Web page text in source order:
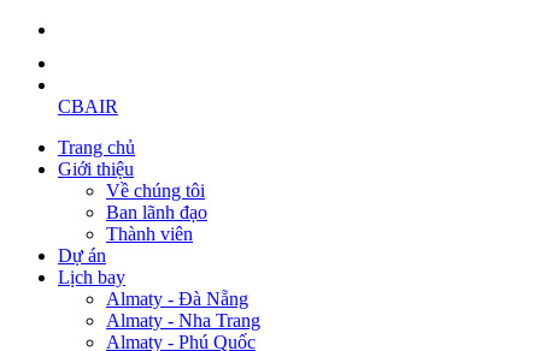
CBAIR
Trang chủ
Giới thiệu
Về chúng tôi
Ban lãnh đạo
Thành viên
Dự án
Lịch bay
Almaty - Đà Nẵng
Almaty - Nha Trang
Almaty - Phú Quốc